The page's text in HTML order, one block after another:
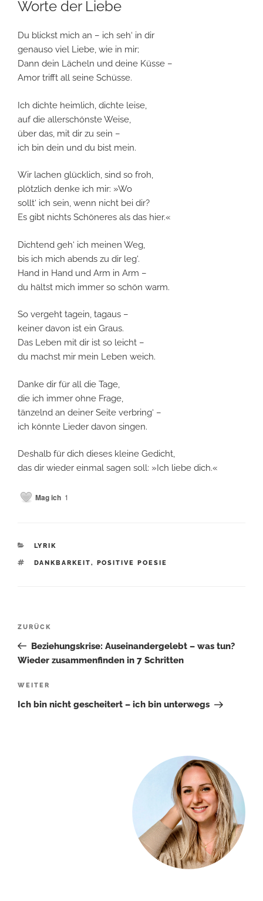
Worte der Liebe
Du blickst mich an – ich seh‘ in dir
genauso viel Liebe, wie in mir;
Dann dein Lächeln und deine Küsse –
Amor trifft all seine Schüsse.
Ich dichte heimlich, dichte leise,
auf die allerschönste Weise,
über das, mit dir zu sein –
ich bin dein und du bist mein.
Wir lachen glücklich, sind so froh,
plötzlich denke ich mir: »Wo
sollt‘ ich sein, wenn nicht bei dir?
Es gibt nichts Schöneres als das hier.«
Dichtend geh‘ ich meinen Weg,
bis ich mich abends zu dir leg‘.
Hand in Hand und Arm in Arm –
du hältst mich immer so schön warm.
So vergeht tagein, tagaus –
keiner davon ist ein Graus.
Das Leben mit dir ist so leicht –
du machst mir mein Leben weich.
Danke dir für all die Tage,
die ich immer ohne Frage,
tänzelnd an deiner Seite verbring‘ –
ich könnte Lieder davon singen.
Deshalb für dich dieses kleine Gedicht,
das dir wieder einmal sagen soll: »Ich liebe dich.«
Mag ich 1
KATEGORIEN
LYRIK
SCHLAGWÖRTER
DANKBARKEIT, POSITIVE POESIE
Beitragsnavigation
Vorheriger
Beitrag
ZURÜCK
Beziehungskrise: Auseinandergelebt – was tun?
Wieder zusammenfinden in 7 Schritten
Nächster
Beitrag
WEITER
Ich bin nicht gescheitert – ich bin unterwegs